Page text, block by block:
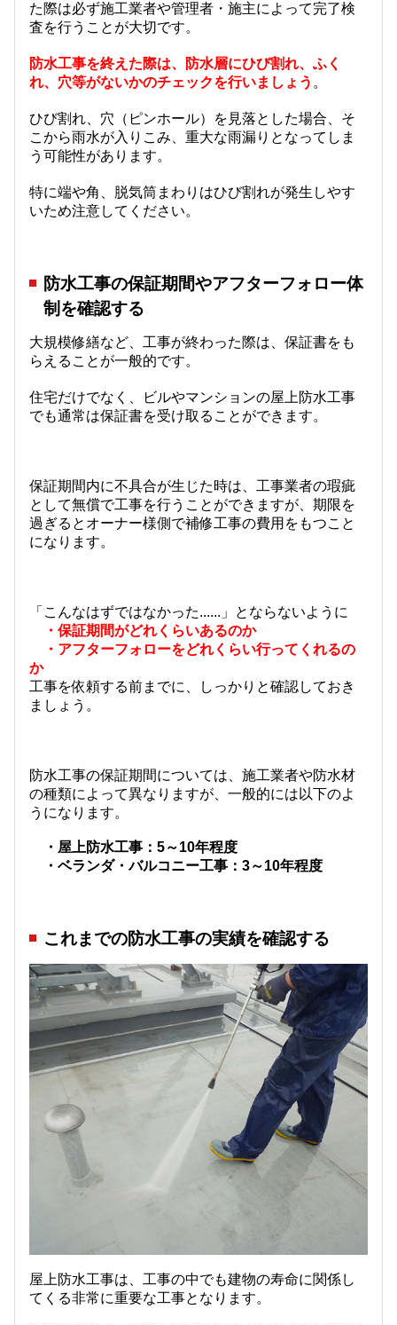
た際は必ず施工業者や管理者・施主によって完了検
査を行うことが大切です。
防水工事を終えた際は、防水層にひび割れ、ふく
れ、穴等がないかのチェックを行いましょう 。
ひび割れ、穴（ピンホール）を見落とした場合、そ
こから雨水が入りこみ、重大な雨漏りとなってしま
う可能性があります。
特に端や角、脱気筒まわりはひび割れが発生しやす
いため注意してください。
防水工事の保証期間やアフターフォロー体
制を確認する
大規模修繕など、工事が終わった際は、保証書をも
らえることが一般的です。
住宅だけでなく、ビルやマンションの屋上防水工事
でも通常は保証書を受け取ることができます。
保証期間内に不具合が生じた時は、工事業者の瑕疵
として無償で工事を行うことができますが、期限を
過ぎるとオーナー様側で補修工事の費用をもつこと
になります。
「こんなはずではなかった......」とならないように
・保証期間がどれくらいあるのか
・アフターフォローをどれくらい行ってくれるの
か
工事を依頼する前までに、しっかりと確認しておき
ましょう。
防水工事の保証期間については、施工業者や防水材
の種類によって異なりますが、一般的には以下のよ
うになります。
・屋上防水工事：5～10年程度
・ベランダ・バルコニー工事：3～10年程度
これまでの防水工事の実績を確認する
屋上防水工事は、工事の中でも建物の寿命に関係し
てくる非常に重要な工事となります。